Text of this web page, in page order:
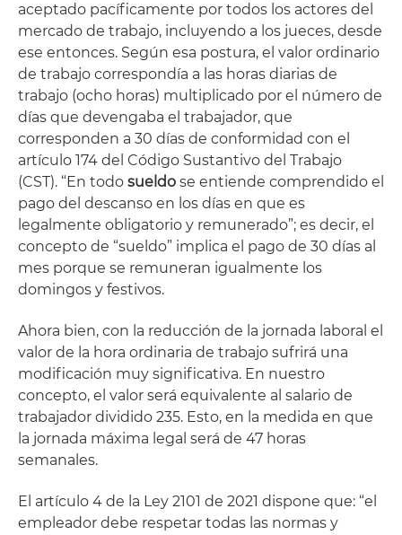
aceptado pacíficamente por todos los actores del
mercado de trabajo, incluyendo a los jueces, desde
ese entonces. Según esa postura, el valor ordinario
de trabajo correspondía a las horas diarias de
trabajo (ocho horas) multiplicado por el número de
días que devengaba el trabajador, que
corresponden a 30 días de conformidad con el
artículo 174 del Código Sustantivo del Trabajo
(CST). “En todo sueldo se entiende comprendido el
pago del descanso en los días en que es
legalmente obligatorio y remunerado”; es decir, el
concepto de “sueldo” implica el pago de 30 días al
mes porque se remuneran igualmente los
domingos y festivos.
Ahora bien, con la reducción de la jornada laboral el
valor de la hora ordinaria de trabajo sufrirá una
modificación muy significativa. En nuestro
concepto, el valor será equivalente al salario de
trabajador dividido 235. Esto, en la medida en que
la jornada máxima legal será de 47 horas
semanales.
El artículo 4 de la Ley 2101 de 2021 dispone que: “el
empleador debe respetar todas las normas y